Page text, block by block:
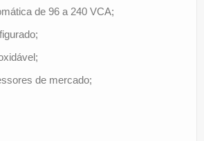
de 96 a 240 VCA;
de mercado;